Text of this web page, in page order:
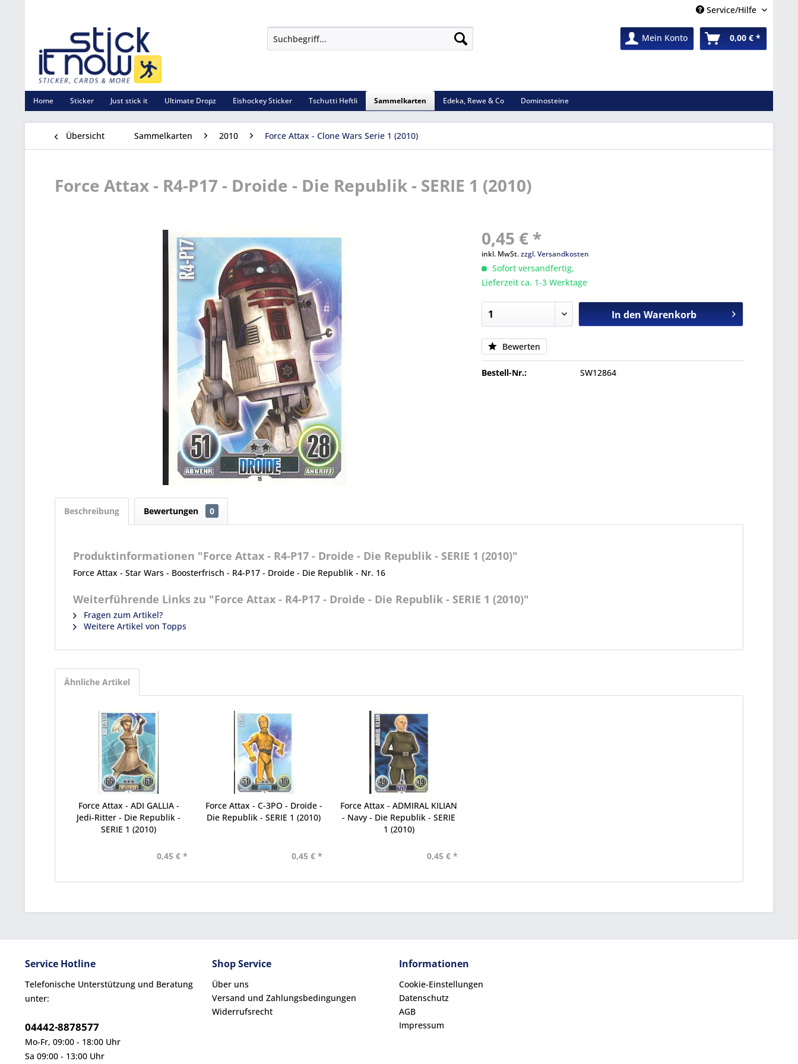
Service/Hilfe
Mein Konto 0,00 € *
Home Sticker Just stick it Ultimate Dropz Eishockey Sticker Tschutti Heftli Sammelkarten Edeka, Rewe & Co Dominosteine
Übersicht Sammelkarten 2010 Force Attax - Clone Wars Serie 1 (2010)
Force Attax - R4-P17 - Droide - Die Republik - SERIE 1 (2010)
0,45 € *
inkl. MwSt.zzgl. Versandkosten
Sofort versandfertig,
Lieferzeit ca. 1-3 Werktage
In den Warenkorb
Bewerten
Bestell-Nr.: SW12864
Beschreibung Bewertungen 0
Produktinformationen "Force Attax - R4-P17 - Droide - Die Republik - SERIE 1 (2010)"
Force Attax - Star Wars - Boosterfrisch - R4-P17 - Droide - Die Republik - Nr. 16
Weiterführende Links zu "Force Attax - R4-P17 - Droide - Die Republik - SERIE 1 (2010)"
Fragen zum Artikel?
Weitere Artikel von Topps
Ähnliche Artikel
Force Attax - ADI GALLIA -
Jedi-Ritter - Die Republik -
SERIE 1 (2010)
0,45 € *
Force Attax - C-3PO - Droide -
Die Republik - SERIE 1 (2010)
0,45 € *
Force Attax - ADMIRAL KILIAN
- Navy - Die Republik - SERIE
1 (2010)
0,45 € *
Service Hotline
Telefonische Unterstützung und Beratung
unter:
04442-8878577
Mo-Fr, 09:00 - 18:00 Uhr
Sa 09:00 - 13:00 Uhr
Shop Service
Über uns
Versand und Zahlungsbedingungen
Widerrufsrecht
Informationen
Cookie-Einstellungen
Datenschutz
AGB
Impressum